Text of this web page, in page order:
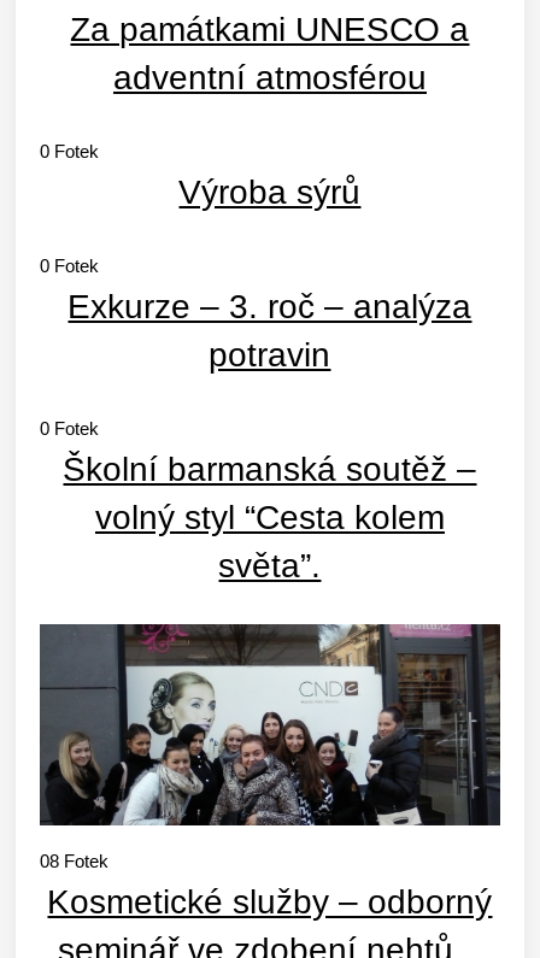
Za památkami UNESCO a
adventní atmosférou
0 Fotek
Výroba sýrů
0 Fotek
Exkurze – 3. roč – analýza
potravin
0 Fotek
Školní barmanská soutěž –
volný styl “Cesta kolem
světa”.
08 Fotek
Kosmetické služby – odborný
seminář ve zdobení nehtů ,,